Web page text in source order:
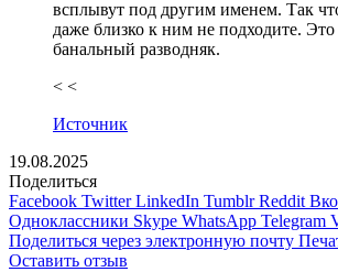
всплывут под другим именем. Так
даже близко к ним не подходите. Это
банальный разводняк.
< <
Источник
19.08.2025
Поделиться
Facebook Twitter LinkedIn Tumblr Reddit
Одноклассники Skype WhatsApp Telegram
Поделиться через электронную почту
Оставить отзыв